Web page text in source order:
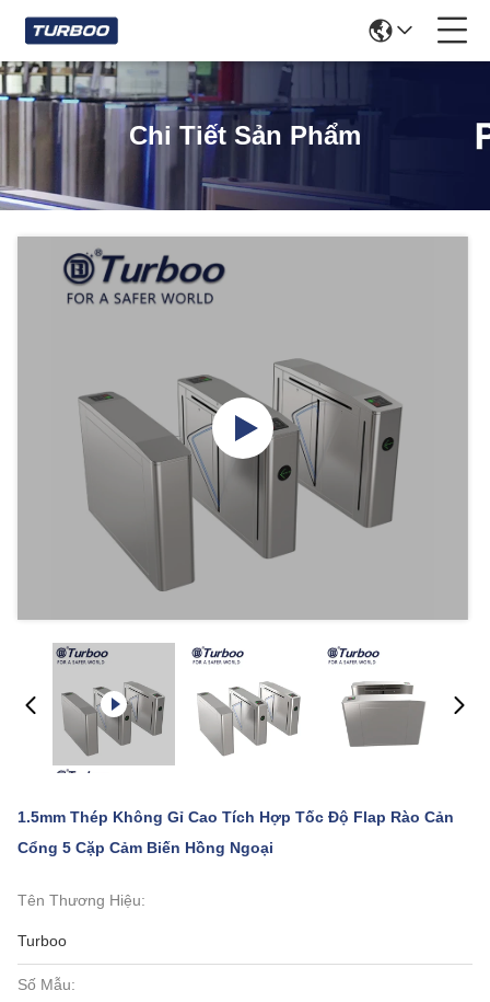
Chi Tiết Sản Phẩm
1.5mm Thép Không Gỉ Cao Tích Hợp Tốc Độ Flap Rào Cản
Cổng 5 Cặp Cảm Biến Hồng Ngoại
Tên Thương Hiệu:
Turboo
Số Mẫu: